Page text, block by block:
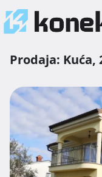
Prodaja: Kuća,